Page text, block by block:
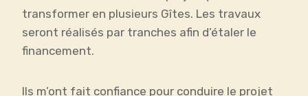
transformer en plusieurs Gîtes. Les travaux
seront réalisés par tranches afin d’étaler le
financement.
Ils m’ont fait confiance pour conduire le projet